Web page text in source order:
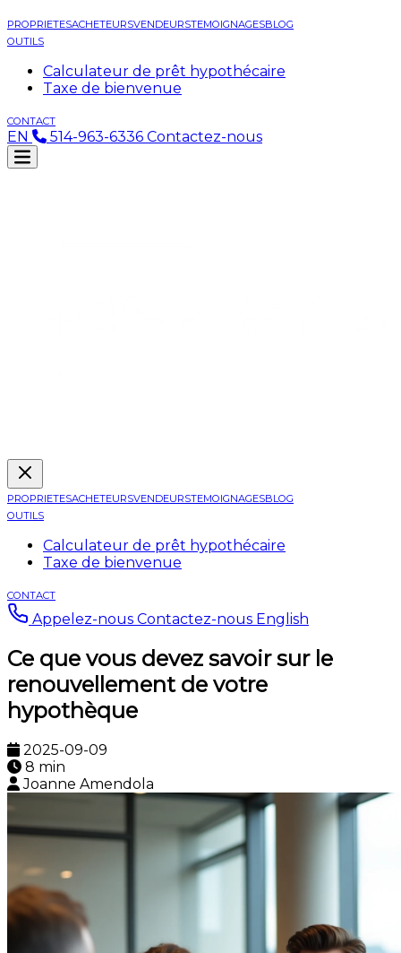
PROPRIETESACHETEURSVENDEURSTEMOIGNAGESBLOG
OUTILS
Calculateur de prêt hypothécaire
Taxe de bienvenue
CONTACT
EN 514-963-6336 Contactez-nous
PROPRIETESACHETEURSVENDEURSTEMOIGNAGESBLOG
OUTILS
Calculateur de prêt hypothécaire
Taxe de bienvenue
CONTACT
Appelez-nous Contactez-nous English
Ce que vous devez savoir sur le
renouvellement de votre
hypothèque
2025-09-09
8 min
Joanne Amendola